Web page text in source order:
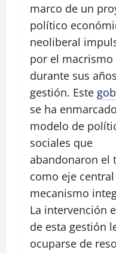
marco de un
político
neoliberal
por el macrismo
durante sus
gestión. Este
se ha
modelo de
sociales que
abandonaron el
como eje
mecanismo
La intervención
de esta gestión
ocuparse de